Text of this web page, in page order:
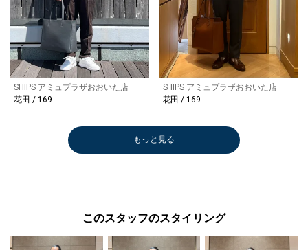
SHIPS アミュプラザおおいた店
花田 / 169
SHIPS アミュプラザおおいた店
花田 / 169
もっと見る
このスタッフのスタイリング